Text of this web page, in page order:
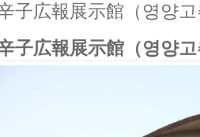
子広報展示館（영양
子広報展示館（영양